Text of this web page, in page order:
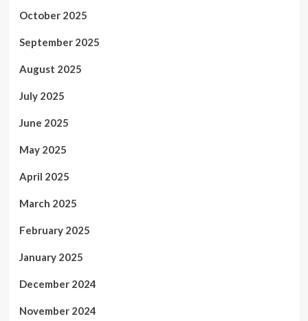
October 2025
September 2025
August 2025
July 2025
June 2025
May 2025
April 2025
March 2025
February 2025
January 2025
December 2024
November 2024